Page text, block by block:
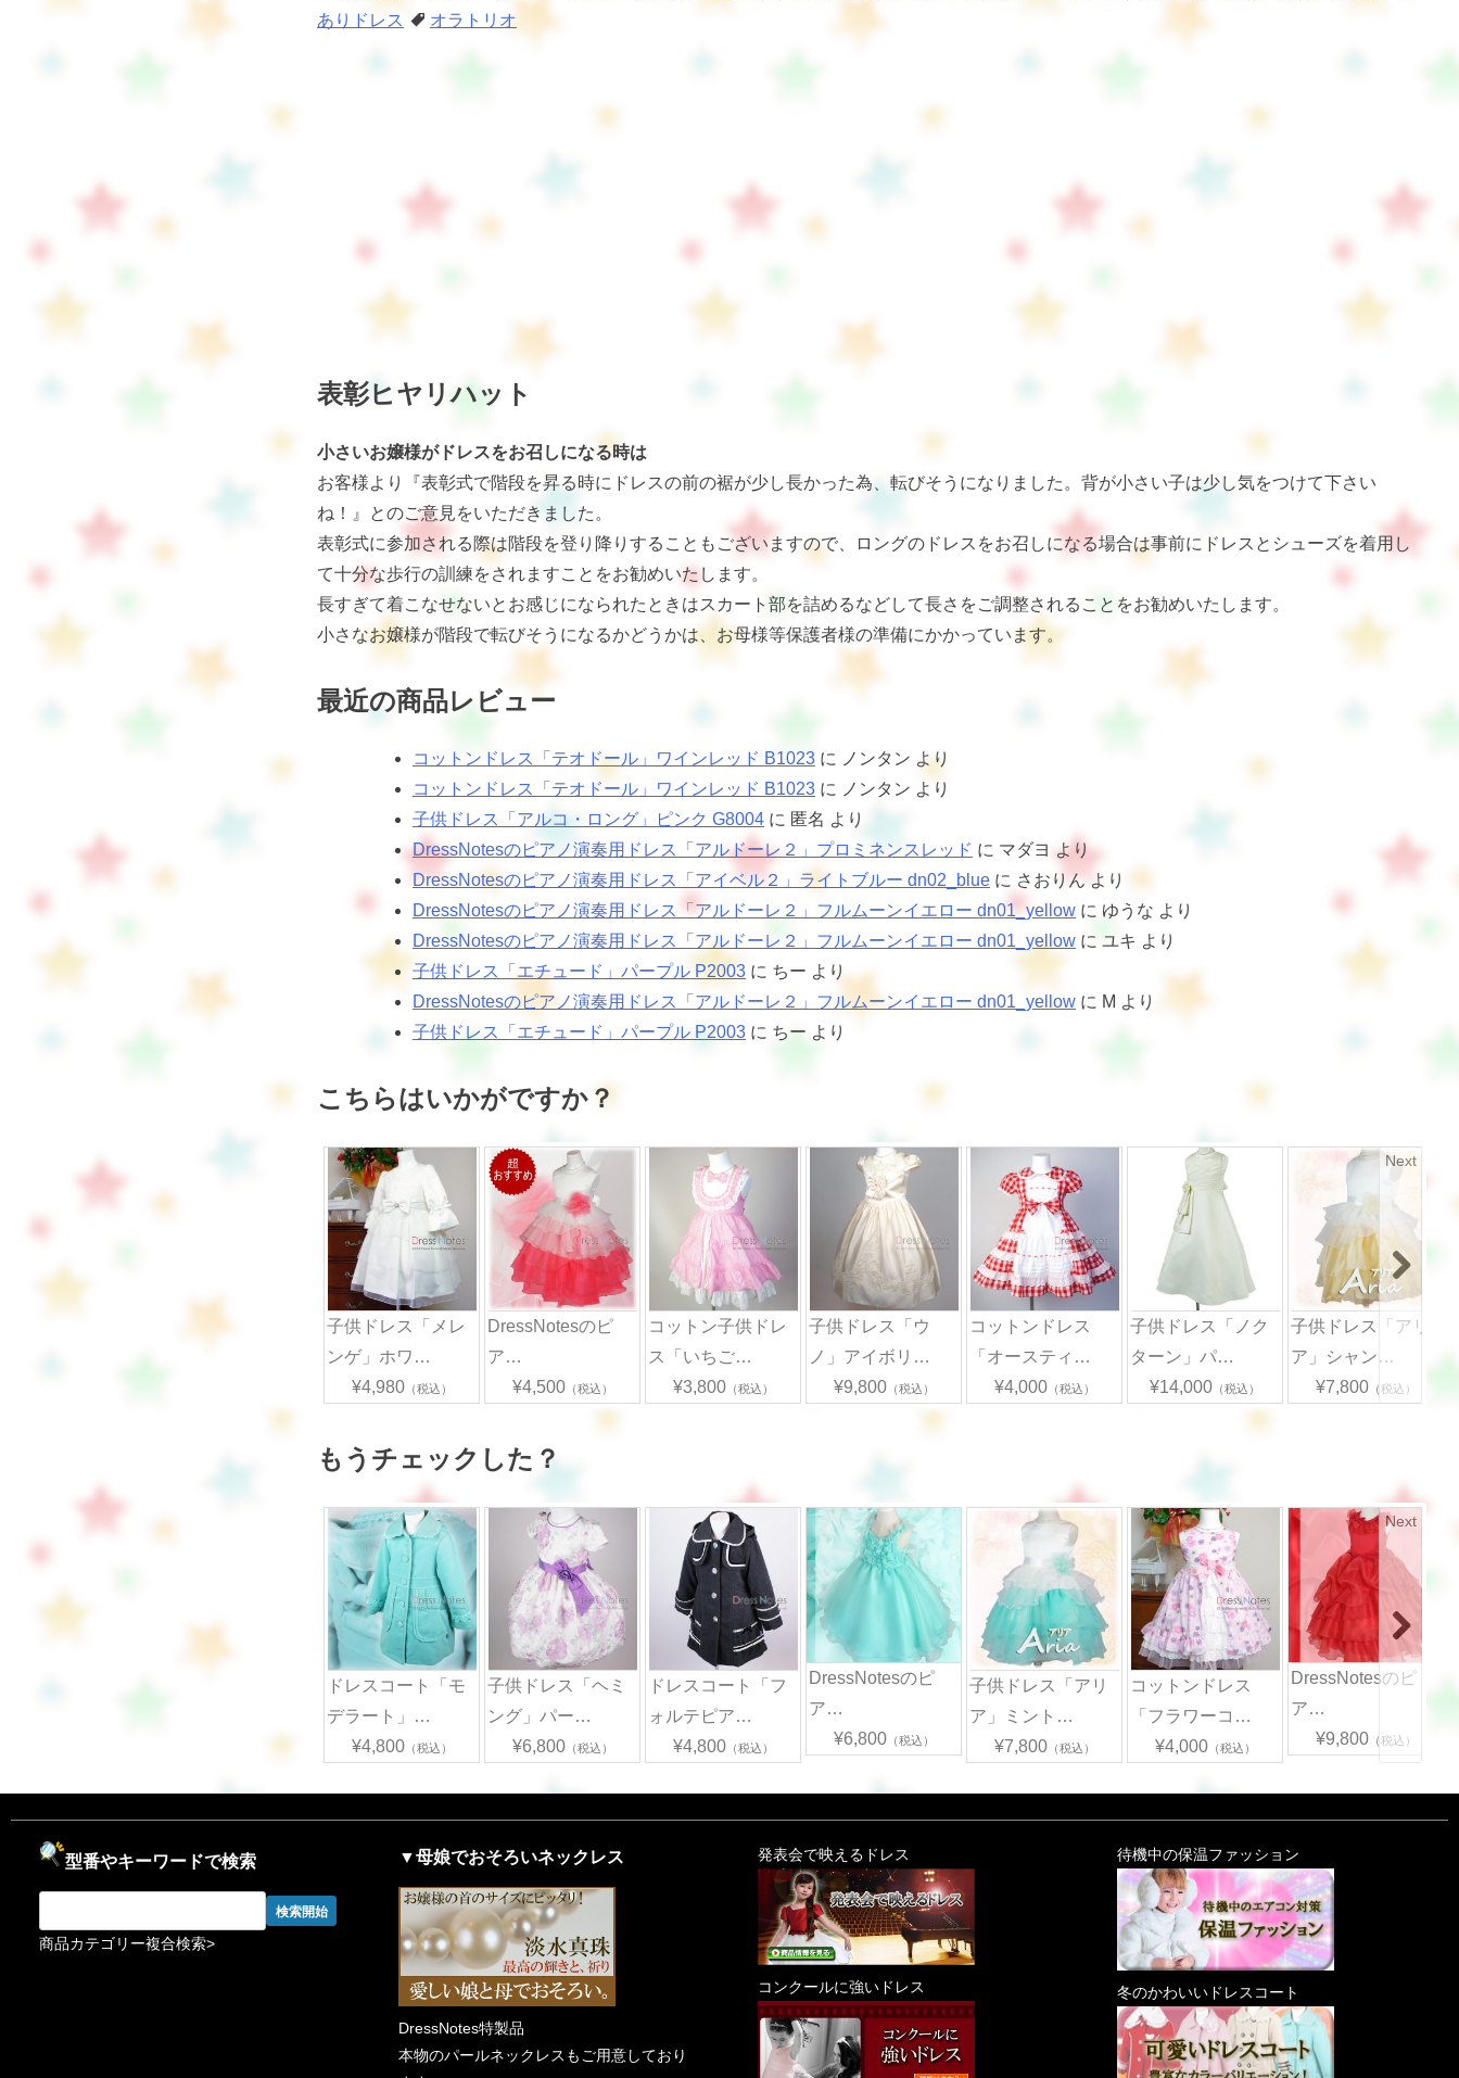
ありドレス
オラトリオ
表彰ヒヤリハット
小さいお嬢様がドレスをお召しになる時は
お客様より『表彰式で階段を昇る時にドレスの前の裾が少し長かった為、転びそうになりました。背が小さい子は少し気をつけて下さい
ね！』とのご意見をいただきました。
表彰式に参加される際は階段を登り降りすることもございますので、ロングのドレスをお召しになる場合は事前にドレスとシューズを着用し
て十分な歩行の訓練をされますことをお勧めいたします。
長すぎて着こなせないとお感じになられたときはスカート部を詰めるなどして長さをご調整されることをお勧めいたします。
小さなお嬢様が階段で転びそうになるかどうかは、お母様等保護者様の準備にかかっています。
最近の商品レビュー
コットンドレス「テオドール」ワインレッド B1023 に ノンタン より
コットンドレス「テオドール」ワインレッド B1023 に ノンタン より
子供ドレス「アルコ・ロング」ピンク G8004 に 匿名 より
DressNotesのピアノ演奏用ドレス「アルドーレ２」プロミネンスレッド に マダヨ より
DressNotesのピアノ演奏用ドレス「アイベル２」ライトブルー dn02_blue に さおりんより
DressNotesのピアノ演奏用ドレス「アルドーレ２」フルムーンイエロー dn01_yellow に ゆうな より
DressNotesのピアノ演奏用ドレス「アルドーレ２」フルムーンイエロー dn01_yellow に ユキ より
子供ドレス「エチュード」パープル P2003 に ちー より
DressNotesのピアノ演奏用ドレス「アルドーレ２」フルムーンイエロー dn01_yellow に M より
子供ドレス「エチュード」パープル P2003 に ちー より
こちらはいかがですか？
子供ドレス「メレ
ンゲ」ホワ…
¥4,980（税込）
DressNotesのピ
ア…
¥4,500（税込）
コットン子供ドレ
ス「いちご…
¥3,800（税込）
子供ドレス「ウ
ノ」アイボリ…
¥9,800（税込）
コットンドレス
「オースティ…
¥4,000（税込）
子供ドレス「ノク
ターン」パ…
¥14,000 （税込）
子供ドレス「アリ
ア」シャン…
¥7,800（税込）
Next
もうチェックした？
ドレスコート「モ
デラート」…
¥4,800（税込）
子供ドレス「ヘミ
ング」パー…
¥6,800（税込）
ドレスコート「フ
ォルテピア…
¥4,800（税込）
DressNotesのピ
ア…
¥6,800（税込）
子供ドレス「アリ
ア」ミント…
¥7,800（税込）
コットンドレス
「フラワーコ…
¥4,000（税込）
DressNotesのピ
ア…
¥9,800（税込）
Next
型番やキーワードで検索
商品カテゴリー複合検索>
▼母娘でおそろいネックレス
DressNotes特製品
本物のパールネックレスもご用意しており
発表会で映えるドレス
コンクールに強いドレス
待機中の保温ファッション
冬のかわいいドレスコート